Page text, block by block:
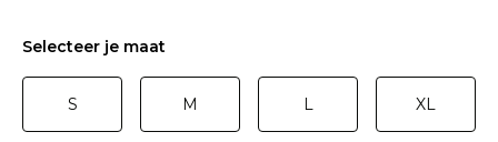
Selecteer je maat
S M L XL